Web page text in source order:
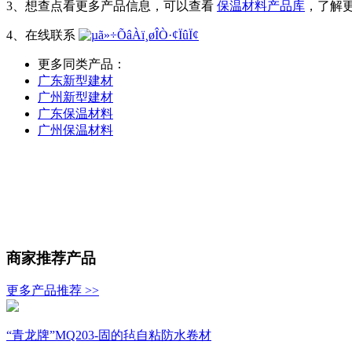
3、想查点看更多产品信息，可以查看 保温材料产品库 ，了解
4、在线联系
更多同类产品：
广东新型建材
广州新型建材
广东保温材料
广州保温材料
商家推荐产品
更多产品推荐 >>
“青龙牌”MQ203-固的毡自粘防水卷材